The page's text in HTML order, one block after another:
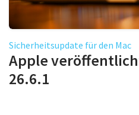
Sicherheitsupdate für den Mac
Apple
26.6.1